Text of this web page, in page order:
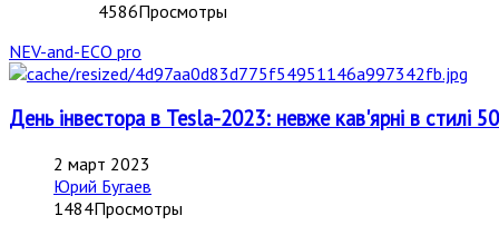
4586Просмотры
NEV-and-ECO pro
День інвестора в Tesla-2023: невже кав'ярні в стилі
2 март 2023
Юрий Бугаев
1484Просмотры